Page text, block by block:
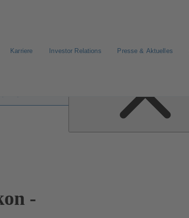
Karriere Investor Relations Presse & Aktuelles
-